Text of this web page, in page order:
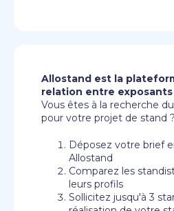
Allostand est la
relation entre
Vous êtes à la recherche
pour votre projet de stand ?
Déposez votre brief
Allostand
Comparez les
leurs profils
Sollicitez jusqu'à 3